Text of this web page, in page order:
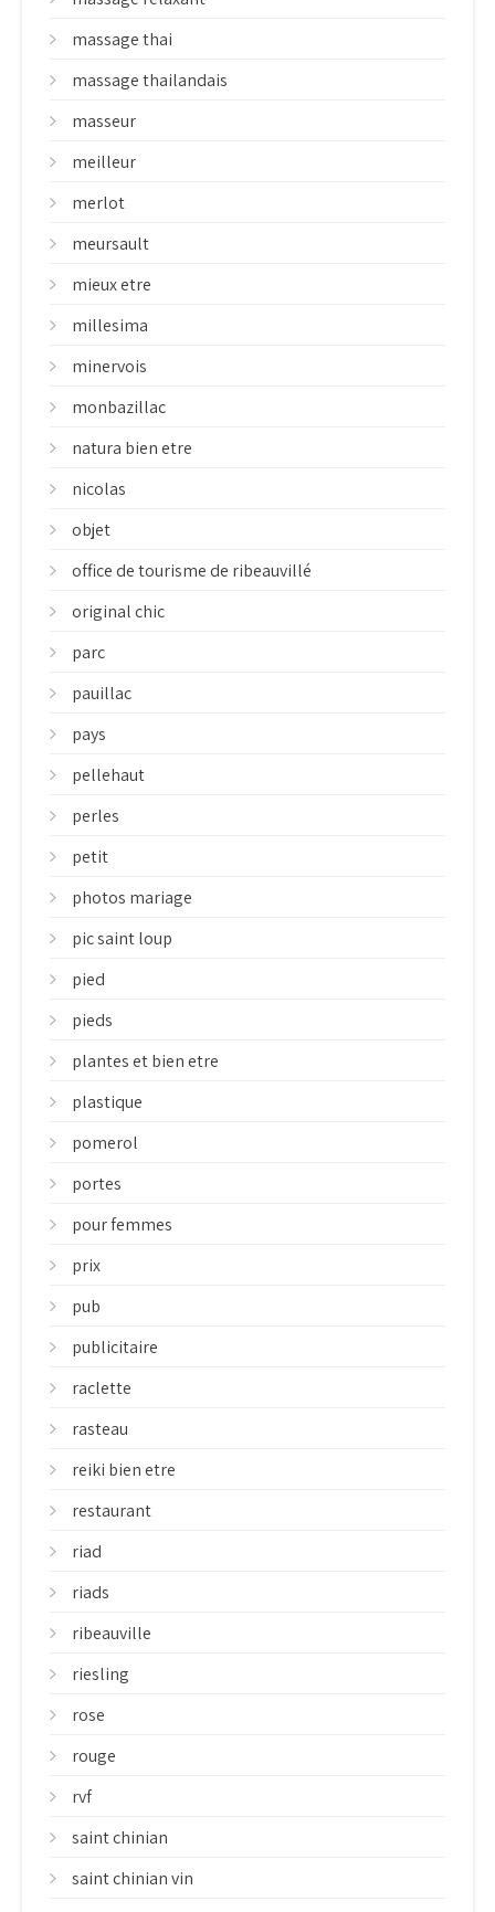
massage thai
massage thailandais
masseur
meilleur
merlot
meursault
mieux etre
millesima
minervois
monbazillac
natura bien etre
nicolas
objet
office de tourisme de ribeauvillé
original chic
parc
pauillac
pays
pellehaut
perles
petit
photos mariage
pic saint loup
pied
pieds
plantes et bien etre
plastique
pomerol
portes
pour femmes
prix
pub
publicitaire
raclette
rasteau
reiki bien etre
restaurant
riad
riads
ribeauville
riesling
rose
rouge
rvf
saint chinian
saint chinian vin